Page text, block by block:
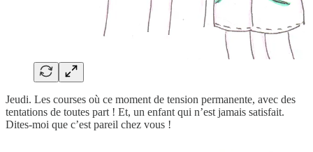
Jeudi. Les courses où ce moment de tension permanente, avec des
tentations de toutes part ! Et, un enfant qui n’est jamais satisfait.
Dites-moi que c’est pareil chez vous !